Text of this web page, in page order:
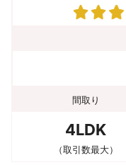
間取り
4LDK
（取引数最大）